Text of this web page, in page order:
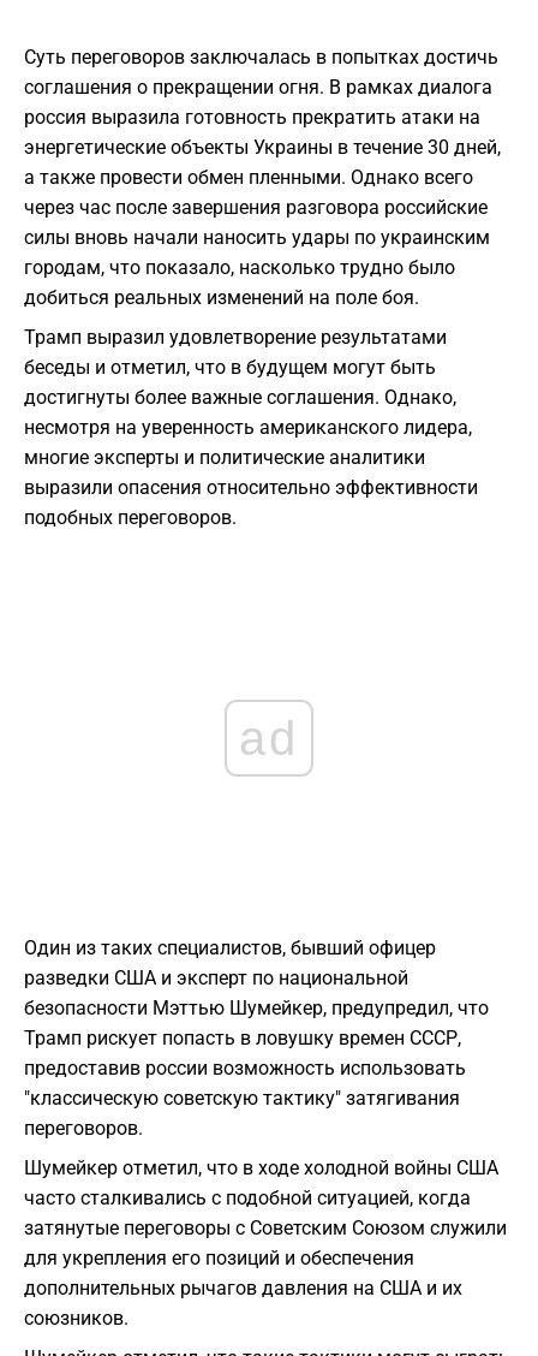
Суть переговоров заключалась в попытках достичь
соглашения о прекращении огня. В рамках диалога
россия выразила готовность прекратить атаки на
энергетические объекты Украины в течение 30 дней,
а также провести обмен пленными. Однако всего
через час после завершения разговора российские
силы вновь начали наносить удары по украинским
городам, что показало, насколько трудно было
добиться реальных изменений на поле боя.
Трамп выразил удовлетворение результатами
беседы и отметил, что в будущем могут быть
достигнуты более важные соглашения. Однако,
несмотря на уверенность американского лидера,
многие эксперты и политические аналитики
выразили опасения относительно эффективности
подобных переговоров.
ad
Один из таких специалистов, бывший офицер
разведки США и эксперт по национальной
безопасности Мэттью Шумейкер, предупредил, что
Трамп рискует попасть в ловушку времен СССР,
предоставив россии возможность использовать
"классическую советскую тактику" затягивания
переговоров.
Шумейкер отметил, что в ходе холодной войны США
часто сталкивались с подобной ситуацией, когда
затянутые переговоры с Советским Союзом служили
для укрепления его позиций и обеспечения
дополнительных рычагов давления на США и их
союзников.